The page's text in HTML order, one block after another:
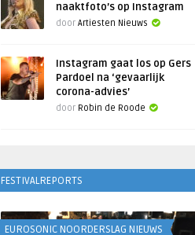
naaktfoto’s op Instagram
door Artiesten Nieuws
Instagram gaat los op Gers
Pardoel na ‘gevaarlijk
corona-advies’
door Robin de Roode
FESTIVALREPORTS
EUROSONIC NOORDERSLAG NIEUWS